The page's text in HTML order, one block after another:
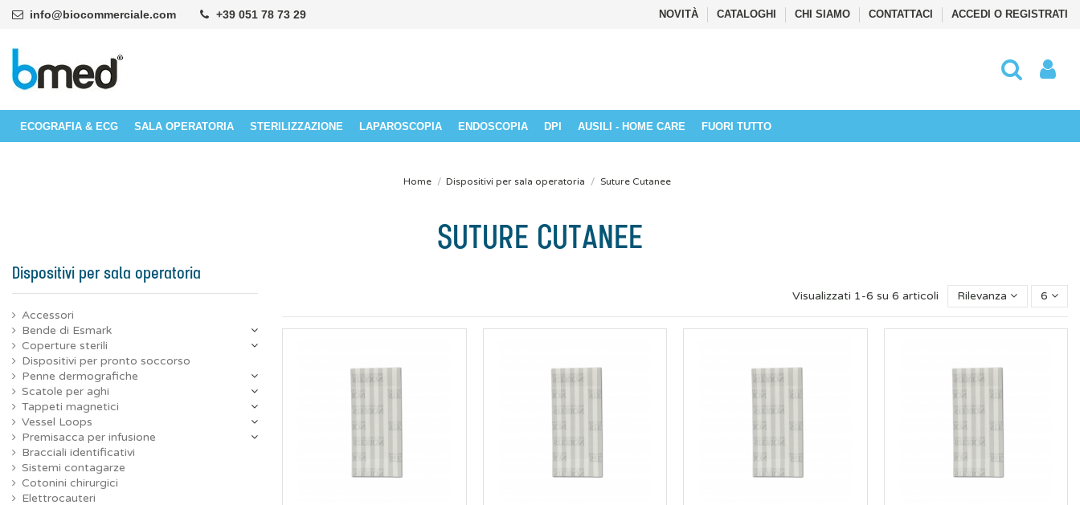
info@biocommerciale.com +39 051 78 73 29 NOVITÀ CATALOGHI CHI SIAMO CONTATTACI ACCEDI O REGISTRATI
ECOGRAFIA & ECG SALA OPERATORIA STERILIZZAZIONE LAPAROSCOPIA ENDOSCOPIA DPI AUSILI - HOME CARE FUORI TUTTO
Home Dispositivi per sala operatoria Suture Cutanee
SUTURE CUTANEE
Visualizzati 1-6 su 6 articoli Rilevanza 6
Dispositivi per sala operatoria
Accessori
Bende di Esmark
Coperture sterili
Dispositivi per pronto soccorso
Penne dermografiche
Scatole per aghi
Tappeti magnetici
Vessel Loops
Premisacca per infusione
Bracciali identificativi
Sistemi contagarze
Cotonini chirurgici
Elettrocauteri